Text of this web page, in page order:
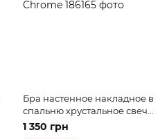
Бра настенное накладное в
спальню хрустальное свеча
классическое BCL-074W/1
Chrome
1 350 грн